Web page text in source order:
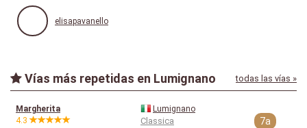
elisapavanello
Vías más repetidas en Lumignano todas las vías »
Margherita
4.3
Lumignano
Classica 7a